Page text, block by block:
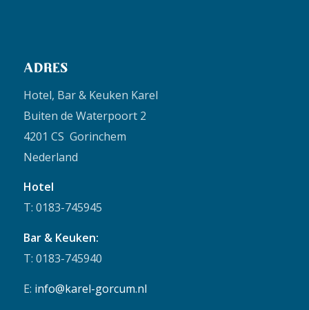
ADRES
Hotel, Bar & Keuken Karel
Buiten de Waterpoort 2
4201 CS Gorinchem
Nederland
Hotel
T: 0183-745945
Bar & Keuken:
T: 0183-745940
E: info@karel-gorcum.nl